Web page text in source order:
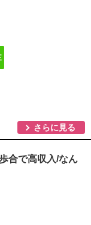
さらに見る
合で高収入/なん